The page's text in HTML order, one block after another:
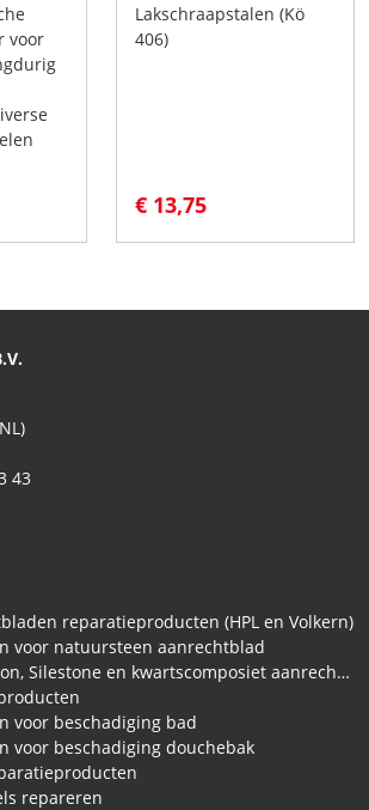
voor
Lakschraapstalen (Kö
406)
€ 13,75
43
reparatieproducten (HPL en Volkern)
voor natuursteen aanrechtblad
Reparatie van Dekton, Silestone en kwartscomposiet aanrechtbladen
voor beschadiging bad
voor beschadiging douchebak
repareren